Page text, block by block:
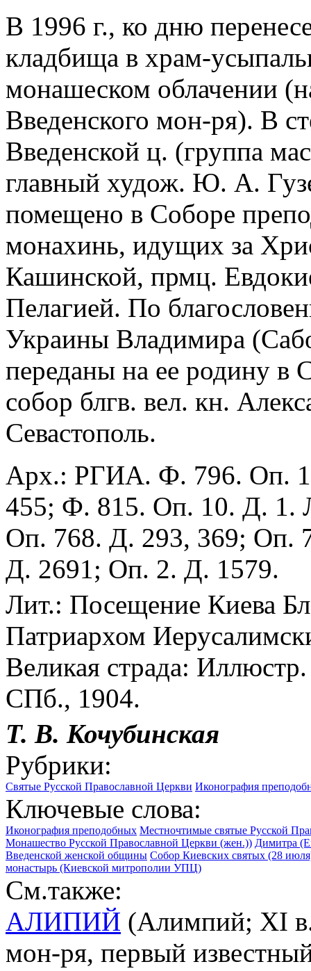
В 1996 г., ко дню
кладбища в храм-
монашеском облачении
Введенского мон-ря). В
Введенской ц. (группа
главный худож. Ю. А.
помещено в Соборе
монахинь, идущих за
Кашинской, прмц.
Пелагией. По
Украины Владимира
переданы на ее родину в
собор блгв. вел. кн.
Севастополь.
Арх.: РГИА. Ф. 796. Оп.
455; Ф. 815. Оп. 10. Д.
Оп. 768. Д. 293, 369; Оп.
Д. 2691; Оп. 2. Д. 1579.
Лит.: Посещение Киева
Патриархом
Великая страда:
СПб., 1904.
Т. В. Кочубинская
Рубрики:
Святые Русской Православной Церкви Иконография
Ключевые слова:
Иконография преподобных Местночтимые святые Русской
Монашество Русской Православной Церкви (жен.)) Димитра
Введенской женской общины Собор Киевских святых (28
монастырь (Киевской митрополии УПЦ)
См.также:
АЛИПИЙ (Алимпий; XI
мон-ря, первый